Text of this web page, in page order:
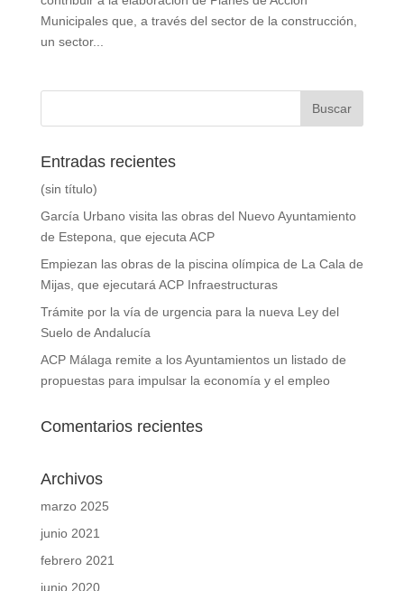
Municipales que, a través del sector de la construcción,
un sector...
Entradas recientes
(sin título)
García Urbano visita las obras del Nuevo Ayuntamiento
de Estepona, que ejecuta ACP
Empiezan las obras de la piscina olímpica de La Cala de
Mijas, que ejecutará ACP Infraestructuras
Trámite por la vía de urgencia para la nueva Ley del
Suelo de Andalucía
ACP Málaga remite a los Ayuntamientos un listado de
propuestas para impulsar la economía y el empleo
Comentarios recientes
Archivos
marzo 2025
junio 2021
febrero 2021
junio 2020